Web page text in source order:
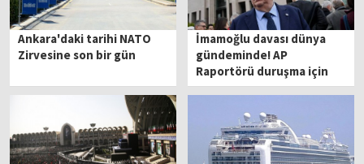
Ankara'daki tarihi NATO
Zirvesine son bir gün
İmamoğlu davası dünya
gündeminde! AP
Raportörü duruşma için
İstanbul'a geliyor